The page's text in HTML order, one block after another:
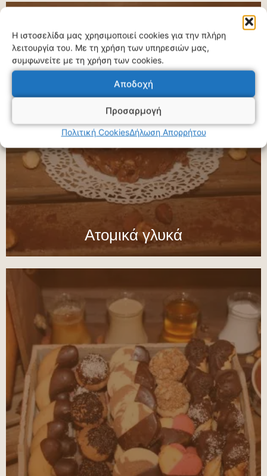
Η ιστοσελίδα μας χρησιμοποιεί cookies για την πλήρη
λειτουργία του. Με τη χρήση των υπηρεσιών μας,
συμφωνείτε με τη χρήση των cookies.
Αποδοχή
Προσαρμογή
Πολιτική CookiesΔήλωση Απορρήτου
Ατομικά γλυκά